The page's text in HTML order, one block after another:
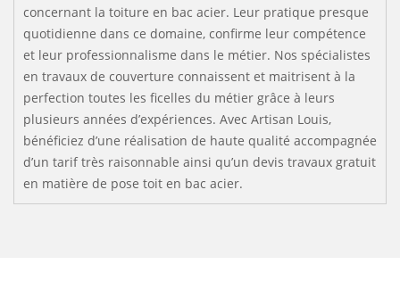
concernant la toiture en bac acier. Leur pratique presque
quotidienne dans ce domaine, confirme leur compétence
et leur professionnalisme dans le métier. Nos spécialistes
en travaux de couverture connaissent et maitrisent à la
perfection toutes les ficelles du métier grâce à leurs
plusieurs années d’expériences. Avec Artisan Louis,
bénéficiez d’une réalisation de haute qualité accompagnée
d’un tarif très raisonnable ainsi qu’un devis travaux gratuit
en matière de pose toit en bac acier.